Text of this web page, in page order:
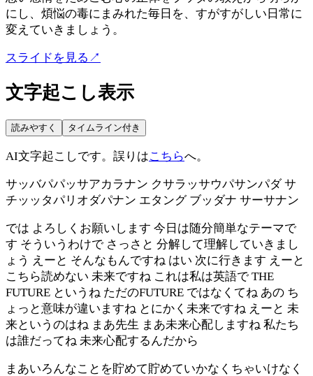
にし、煩悩の毒にまみれた毎日を、すがすがしい日常に
変えていきましょう。
スライドを見る ↗
文字起こし表示
読みやすく タイムライン付き
AI文字起こしです。誤りはこちらへ。
サッバパパッサアカラナン クサラッサウパサンパダ サ
チッッタパリオダパナン エタング ブッダナ サーサナン
では よろしくお願いします 今日は随分簡単なテーマで
す そういうわけで さっさと 分解して理解していきまし
ょう えーと そんなもんですね はい 次に行きます えーと
こちら読めない 未来ですね これは私は英語で THE
FUTURE というね ただのFUTURE ではなくてね あの ち
ょっと意味が違いますね とにかく未来ですね えーと 未
来というのはね まあ先生 まあ未来心配しますね 私たち
は誰だってね 未来心配するんだから
まあいろんなことを貯めて貯めていかなくちゃいけなく